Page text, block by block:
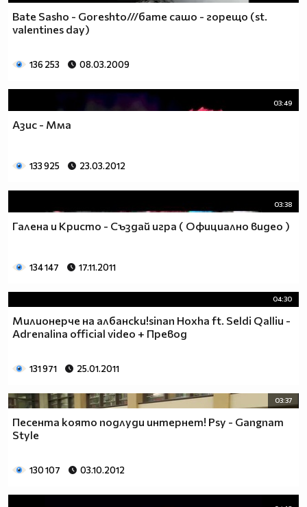
Bate Sasho - Goreshto///бате сашо - горещо (st.
valentines day)
136 253 08.03.2009
03:49
Азис - Мма
133 925 23.03.2012
03:38
Галена и Кристо - Създай игра ( Официално видео )
134 147 17.11.2011
04:30
Милионерче на албански!sinan Hoxha ft. Seldi Qalliu -
Adrenalina official video + Превод
131 971 25.01.2011
03:37
Песента която подлуди интернет! Psy - Gangnam
Style
130 107 03.10.2012